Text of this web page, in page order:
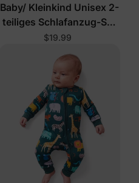
Baby/ Kleinkind Unisex 2-
teiliges Schlafanzug-Set
mit schläfrigen Faultieren
$19.99